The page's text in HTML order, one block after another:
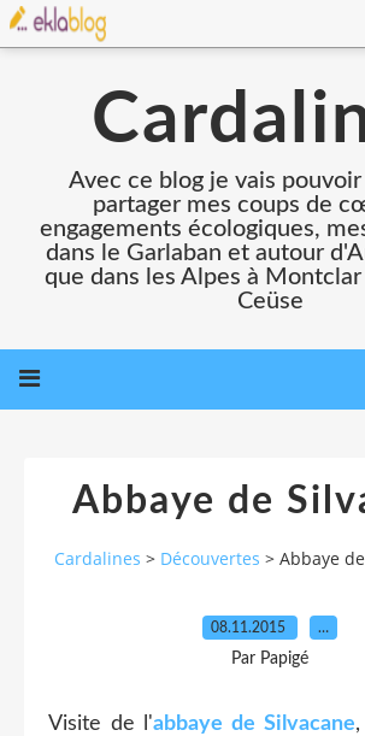
Avec ce blog je vais
partager mes coups de
engagements écologiques,
dans le Garlaban et autour
que dans les Alpes à
Ceüse
Abbaye de
Cardalines > Découvertes > Abbaye
08.11.2015 …
Par Papigé
Visite de l'abbaye de Silvacane